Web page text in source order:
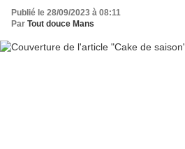
Publié le 28/09/2023 à 08:11
Par Tout douce Mans